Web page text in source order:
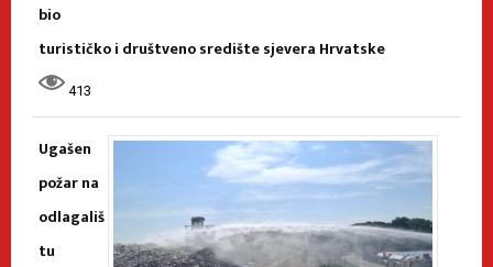
bio
turističko i društveno središte sjevera Hrvatske
413
Ugašen
požar na
odlagališ
tu